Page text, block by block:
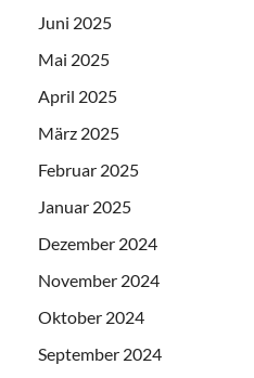
Juni 2025
Mai 2025
April 2025
März 2025
Februar 2025
Januar 2025
Dezember 2024
November 2024
Oktober 2024
September 2024